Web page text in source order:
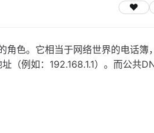
色。它相当于网络世界的电话簿
（例如：192.168.1.1）。而公共